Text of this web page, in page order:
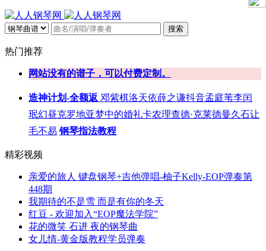
搜索
热门推荐
网站没有的谱子，可以付费定制。
造神计划-全额返 邓紫棋洛天依薛之谦抖音孟庭苇李闰
珉幻昼克罗地亚梦中的婚礼卡农理查德·克莱德曼久石让
毛不易 钢琴指法教程
精彩视频
亲爱的旅人 键盘钢琴+吉他弹唱-柚子Kelly-EOP弹奏第
448期
我期待的不是雪 而是有你的冬天
红豆 - 欢迎加入“EOP魔法学院”
花的微笑 石进 夜的钢琴曲
女儿情-黄金版教程学员弹奏